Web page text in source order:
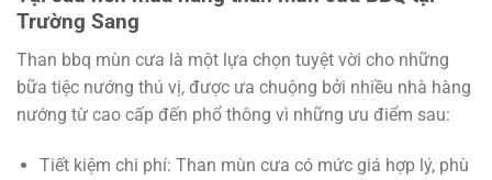
Trường Sang
Than bbq mùn cưa là một lựa chọn tuyệt vời cho những
bữa tiệc nướng thú vị, được ưa chuộng bởi nhiều nhà hàng
nướng từ cao cấp đến phổ thông vì những ưu điểm sau:
Tiết kiệm chi phí: Than mùn cưa có mức giá hợp lý, phù